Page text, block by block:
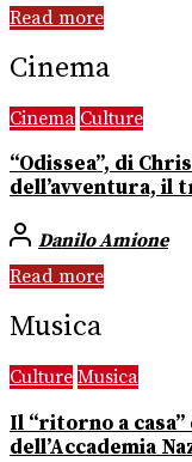
Read more
Cinema
Cinema Culture
“Odissea”, di
dell’avventura, il
Danilo Amione
Read more
Musica
Culture Musica
Il “ritorno a
dell’Accademia